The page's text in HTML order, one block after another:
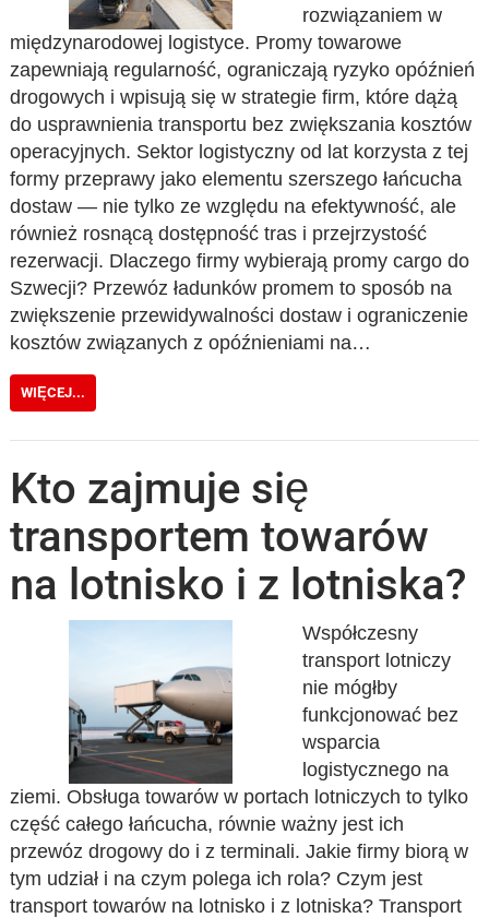
rozwiązaniem w
międzynarodowej logistyce. Promy towarowe
zapewniają regularność, ograniczają ryzyko opóźnień
drogowych i wpisują się w strategie firm, które dążą
do usprawnienia transportu bez zwiększania kosztów
operacyjnych. Sektor logistyczny od lat korzysta z tej
formy przeprawy jako elementu szerszego łańcucha
dostaw — nie tylko ze względu na efektywność, ale
również rosnącą dostępność tras i przejrzystość
rezerwacji. Dlaczego firmy wybierają promy cargo do
Szwecji? Przewóz ładunków promem to sposób na
zwiększenie przewidywalności dostaw i ograniczenie
kosztów związanych z opóźnieniami na…
WIĘCEJ...
Kto zajmuje się
transportem towarów
na lotnisko i z lotniska?
Współczesny
transport lotniczy
nie mógłby
funkcjonować bez
wsparcia
logistycznego na
ziemi. Obsługa towarów w portach lotniczych to tylko
część całego łańcucha, równie ważny jest ich
przewóz drogowy do i z terminali. Jakie firmy biorą w
tym udział i na czym polega ich rola? Czym jest
transport towarów na lotnisko i z lotniska? Transport